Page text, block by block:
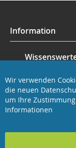
Information
Service
Revisage GmbH
Wir verwenden
die neuen
um Ihre
Informationen